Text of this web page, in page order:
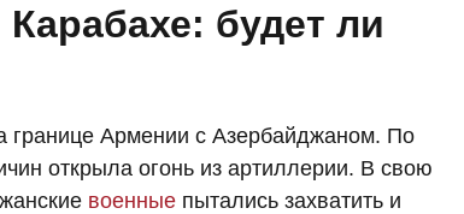
будет ли
Армении с Азербайджаном. По
открыла огонь из артиллерии. В свою
военные пытались захватить и